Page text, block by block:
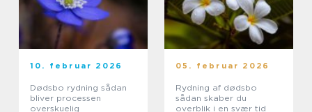
10. februar 2026
Dødsbo rydning sådan
bliver processen
overskuelig
05. februar 2026
Rydning af dødsbo
sådan skaber du
overblik i en svær tid